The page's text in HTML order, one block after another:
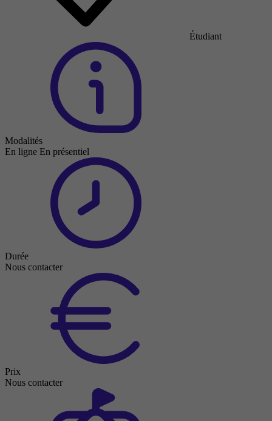
Étudiant
Modalités
En ligne En présentiel
Durée
Nous contacter
Prix
Nous contacter